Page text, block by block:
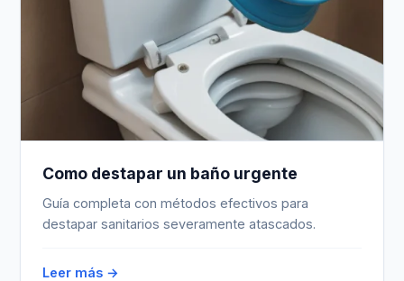
Como destapar un baño urgente
Guía completa con métodos efectivos para
destapar sanitarios severamente atascados.
Leer más →